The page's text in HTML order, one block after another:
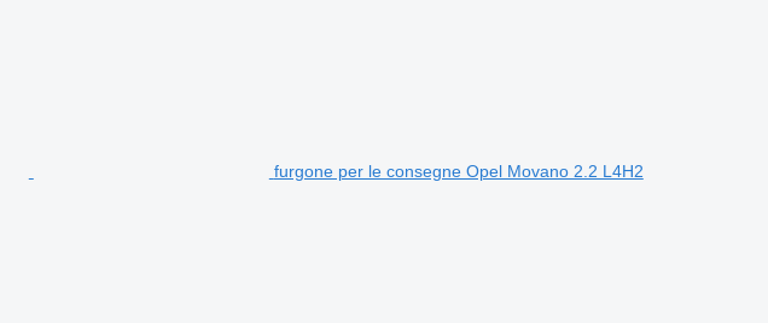
furgone per le consegne Opel Movano 2.2 L4H2